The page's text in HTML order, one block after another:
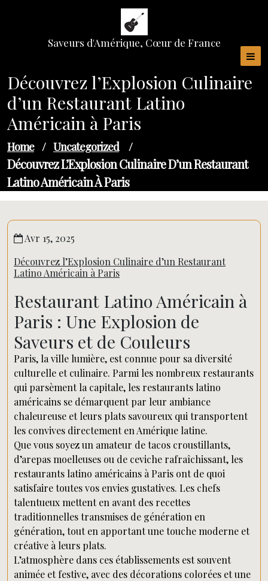
Saveurs d'Amérique, Cœur de France
Découvrez l’Explosion Culinaire
d’un Restaurant Latino
Américain à Paris
Home / Uncategorized /
Découvrez L’Explosion Culinaire D’un Restaurant
Latino Américain À Paris
Avr 15, 2025
Découvrez l’Explosion Culinaire d’un Restaurant
Latino Américain à Paris
Restaurant Latino Américain à
Paris : Une Explosion de
Saveurs et de Couleurs
Paris, la ville lumière, est connue pour sa diversité
culturelle et culinaire. Parmi les nombreux restaurants
qui parsèment la capitale, les restaurants latino
américains se démarquent par leur ambiance
chaleureuse et leurs plats savoureux qui transportent
les convives directement en Amérique latine.
Que vous soyez un amateur de tacos croustillants,
d’arepas moelleuses ou de ceviche rafraîchissant, les
restaurants latino américains à Paris ont de quoi
satisfaire toutes vos envies gustatives. Les chefs
talentueux mettent en avant des recettes
traditionnelles transmises de génération en
génération, tout en apportant une touche moderne et
créative à leurs plats.
L’atmosphère dans ces établissements est souvent
animée et festive, avec des décorations colorées et une